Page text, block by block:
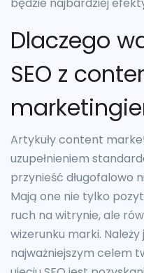
Dlaczego
SEO z
Artykuły content
uzupełnieniem
przynieść długofalowo
Mają one nie tylko
ruch na witrynie, ale
wizerunku marki.
najważniejszym celem